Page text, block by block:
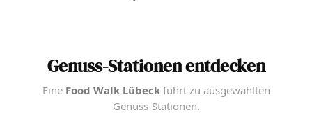
Genuss-Stationen entdecken
Eine Food Walk Lübeckführt zu ausgewählten
Genuss-Stationen.